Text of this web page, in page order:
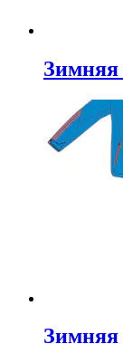
Зимняя
Зимняя